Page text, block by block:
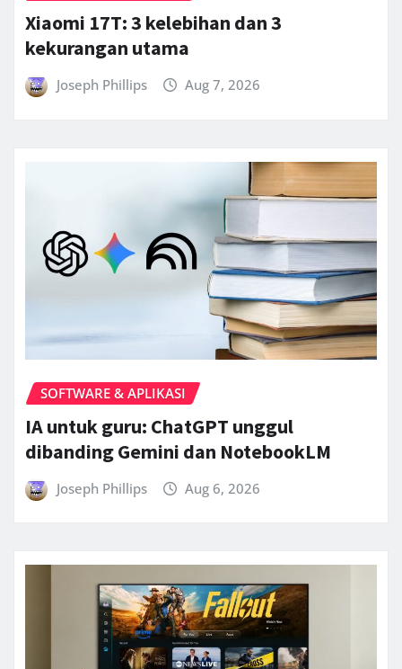
Xiaomi 17T: 3 kelebihan dan 3
kekurangan utama
Joseph Phillips Aug 7, 2026
SOFTWARE & APLIKASI
IA untuk guru: ChatGPT unggul
dibanding Gemini dan NotebookLM
Joseph Phillips Aug 6, 2026